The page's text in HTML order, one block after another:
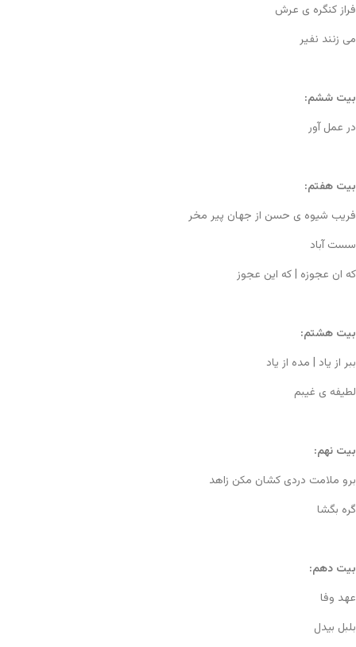
فراز کنگره ی عرش
می زنند نفیر
بیت ششم:
در عمل آور
بیت هفتم:
فریب شیوه ی حسن از جهان پیر مخر
سست آباد
که ان عجوزه | که این عجوز
بیت هشتم:
ببر از یاد | مده از یاد
لطیفه ی غیبم
بیت نهم:
برو ملامت دردی کشان مکن زاهد
گره بگشا
بیت دهم:
عهد وفا
بلبل بیدل